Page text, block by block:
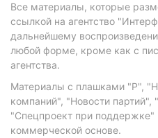
Все материалы, которые
ссылкой на агентство
дальнейшему
любой форме, кроме как с
агентства.
Материалы с плашками "Р",
компаний", "Новости
"Спецпроект при поддержке"
коммерческой основе.